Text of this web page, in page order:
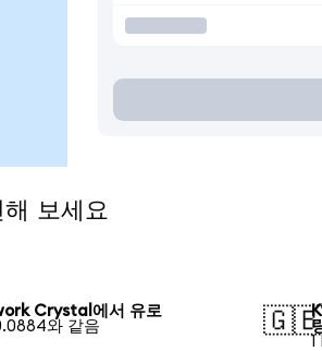
보세요
Crystal에서 유로
와 같음